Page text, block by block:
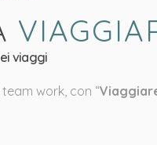
viaggi
work, con “